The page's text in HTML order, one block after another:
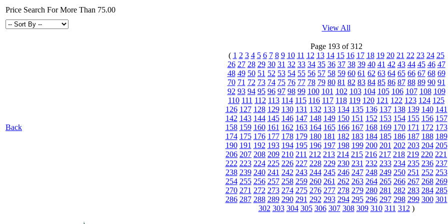
Price Search For More Than 75.00
View All
Back
Page 193 of 312
( 1 2 3 4 5 6 7 8 9 10 11 12 13 14 15 16 17 18 19 20 21 22 23 24 25
26 27 28 29 30 31 32 33 34 35 36 37 38 39 40 41 42 43 44 45 46 47
48 49 50 51 52 53 54 55 56 57 58 59 60 61 62 63 64 65 66 67 68 69
70 71 72 73 74 75 76 77 78 79 80 81 82 83 84 85 86 87 88 89 90 91
92 93 94 95 96 97 98 99 100 101 102 103 104 105 106 107 108 109
110 111 112 113 114 115 116 117 118 119 120 121 122 123 124 125
126 127 128 129 130 131 132 133 134 135 136 137 138 139 140 141
142 143 144 145 146 147 148 149 150 151 152 153 154 155 156 157
158 159 160 161 162 163 164 165 166 167 168 169 170 171 172 173
174 175 176 177 178 179 180 181 182 183 184 185 186 187 188 189
190 191 192 193 194 195 196 197 198 199 200 201 202 203 204 205
206 207 208 209 210 211 212 213 214 215 216 217 218 219 220 221
222 223 224 225 226 227 228 229 230 231 232 233 234 235 236 237
238 239 240 241 242 243 244 245 246 247 248 249 250 251 252 253
254 255 256 257 258 259 260 261 262 263 264 265 266 267 268 269
270 271 272 273 274 275 276 277 278 279 280 281 282 283 284 285
286 287 288 289 290 291 292 293 294 295 296 297 298 299 300 301
302 303 304 305 306 307 308 309 310 311 312 )